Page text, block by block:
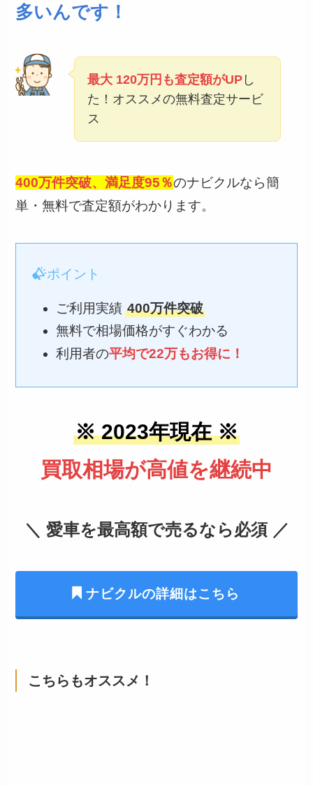
多いんです！
最大 120万円も査定額がUP し
た！オススメの無料査定サービ
ス
400万件突破、満足度95％のナビクルなら簡
単・無料で査定額がわかります。
ポイント
ご利用実績 400万件突破
無料で相場価格がすぐわかる
利用者の平均で22万もお得に！
※ 2023年現在 ※
買取相場が高値を継続中
＼ 愛車を最高額で売るなら必須 ／
ナビクルの詳細はこちら
こちらもオススメ！